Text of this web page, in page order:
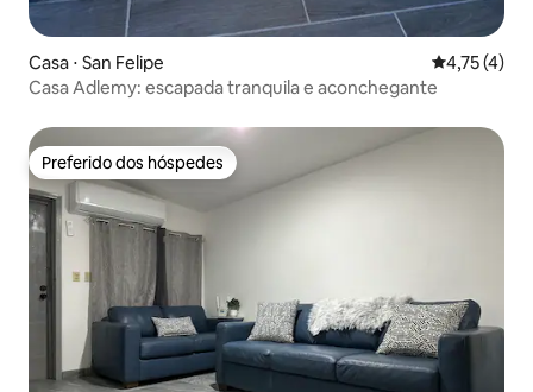
Casa ⋅ San Felipe 4,75 de
4,75 (4)
Casa Adlemy: escapada tranquila e aconchegante
Preferido dos hóspedes
Preferido dos hóspedes